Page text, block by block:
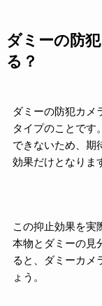
ダミーの防
る？
ダミーの防犯カメ
タイプのことです
できないため、期
効果だけとなりま
この抑止効果を実
本物とダミーの見
ると、ダミーカメ
ょう。